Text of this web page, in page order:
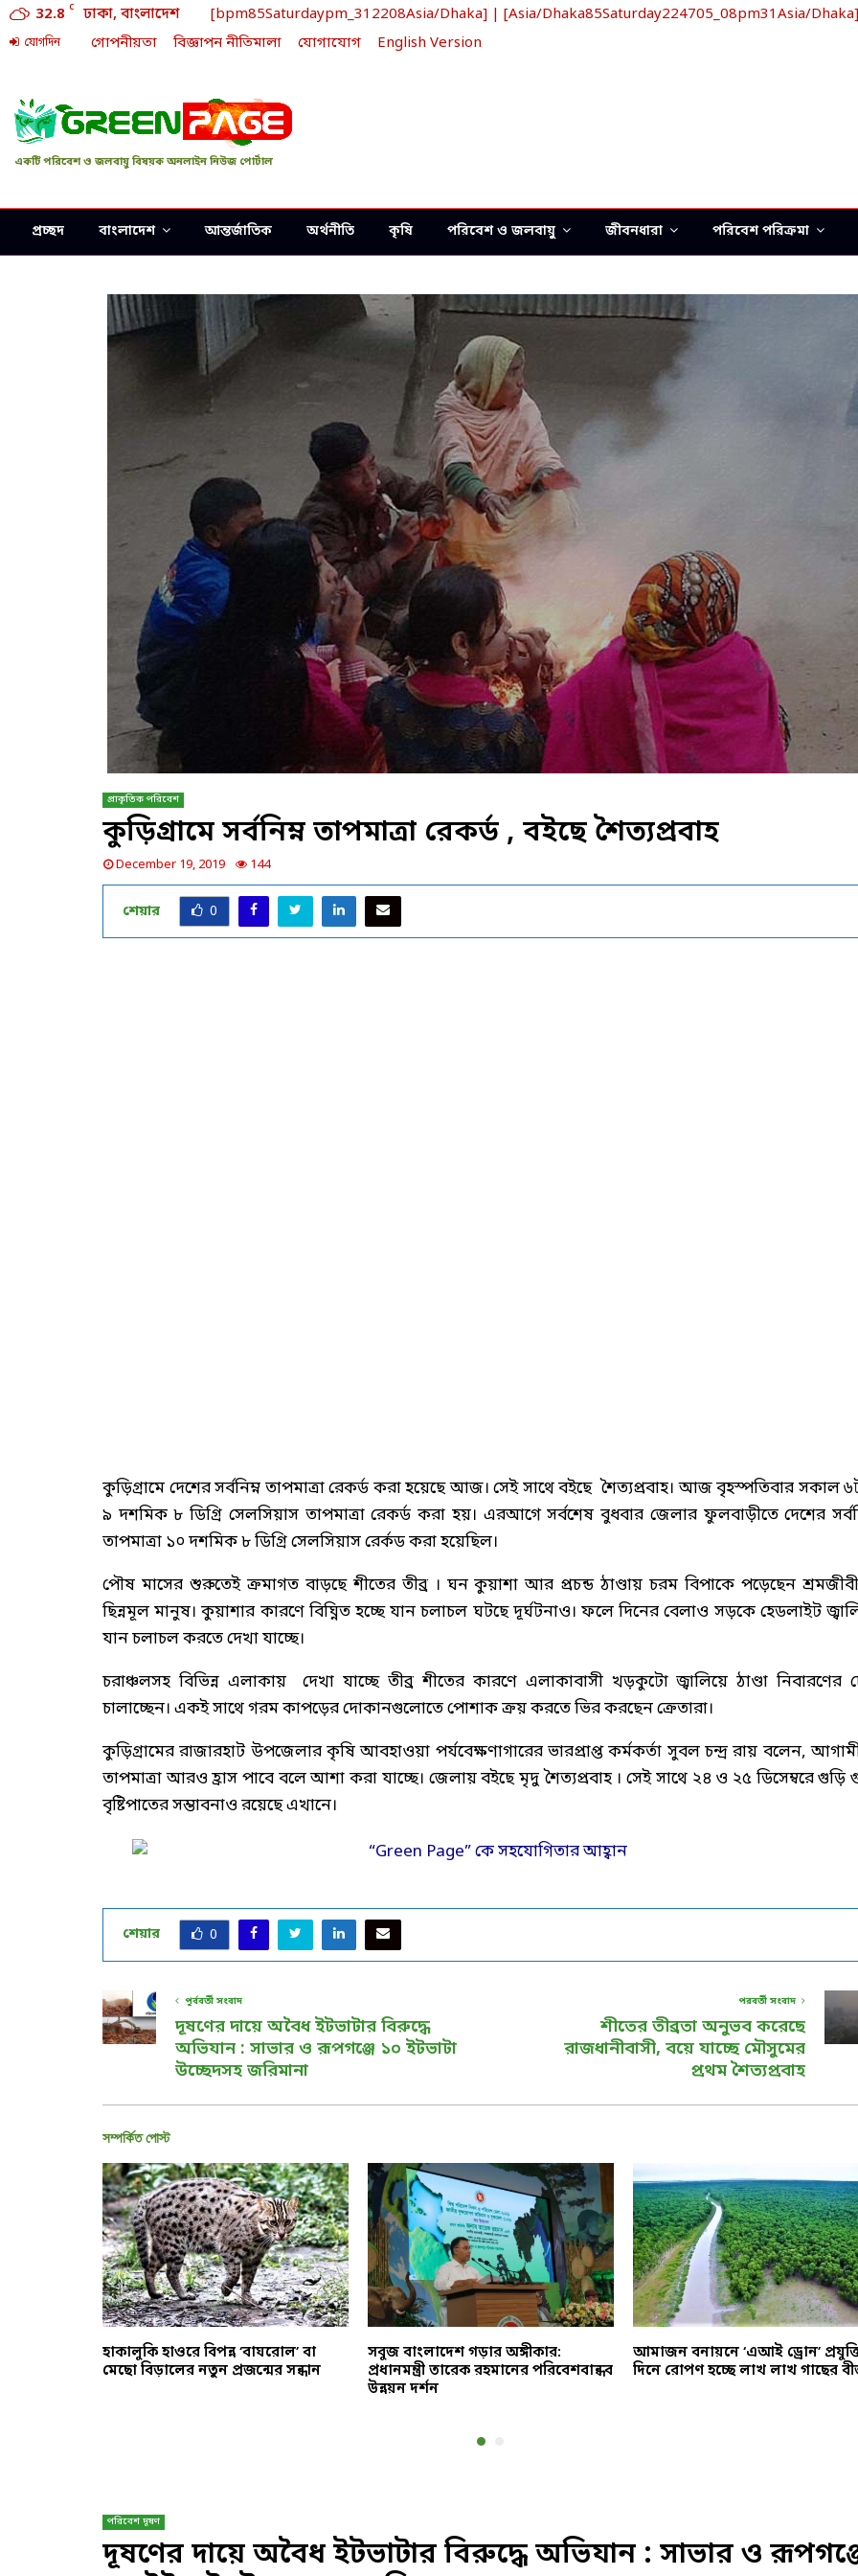
32.8 C ঢাকা, বাংলাদেশ [bpm85Saturdaypm_312208Asia/Dhaka] | [Asia/Dhaka85Saturday224705_08pm31Asia/Dhaka]
যোগদিন গোপনীয়তা বিজ্ঞাপন নীতিমালা যোগাযোগ English Version
একটি পরিবেশ ও জলবায়ু বিষয়ক অনলাইন নিউজ পোর্টাল
প্রচ্ছদ বাংলাদেশ আন্তর্জাতিক অর্থনীতি কৃষি পরিবেশ ও জলবায়ু জীবনধারা পরিবেশ পরিক্রমা
প্রাকৃতিক পরিবেশ
কুড়িগ্রামে সর্বনিম্ন তাপমাত্রা রেকর্ড , বইছে শৈত্যপ্রবাহ
December 19, 2019 144
শেয়ার 0
কুড়িগ্রামে দেশের সর্বনিম্ন তাপমাত্রা রেকর্ড করা হয়েছে আজ। সেই সাথে বইছে শৈত্যপ্রবাহ। আজ বৃহস্পতিবার সকাল
৯ দশমিক ৮ ডিগ্রি সেলসিয়াস তাপমাত্রা রেকর্ড করা হয়। এরআগে সর্বশেষ বুধবার জেলার ফুলবাড়ীতে দেশের
তাপমাত্রা ১০ দশমিক ৮ ডিগ্রি সেলসিয়াস রের্কড করা হয়েছিল।
পৌষ মাসের শুরুতেই ক্রমাগত বাড়ছে শীতের তীব্র । ঘন কুয়াশা আর প্রচন্ড ঠাণ্ডায় চরম বিপাকে পড়েছেন
ছিন্নমূল মানুষ। কুয়াশার কারণে বিঘ্নিত হচ্ছে যান চলাচল ঘটছে দূর্ঘটনাও। ফলে দিনের বেলাও সড়কে হেডলাইট
যান চলাচল করতে দেখা যাচ্ছে।
চরাঞ্চলসহ বিভিন্ন এলাকায় দেখা যাচ্ছে তীব্র শীতের কারণে এলাকাবাসী খড়কুটো জ্বালিয়ে ঠাণ্ডা নিবারণের
চালাচ্ছেন। একই সাথে গরম কাপড়ের দোকানগুলোতে পোশাক ক্রয় করতে ভির করছেন ক্রেতারা।
কুড়িগ্রামের রাজারহাট উপজেলার কৃষি আবহাওয়া পর্যবেক্ষণাগারের ভারপ্রাপ্ত কর্মকর্তা সুবল চন্দ্র রায় বলেন,
তাপমাত্রা আরও হ্রাস পাবে বলে আশা করা যাচ্ছে। জেলায় বইছে মৃদু শৈত্যপ্রবাহ । সেই সাথে ২৪ ও ২৫ ডিসেম্বরে গুড়ি
বৃষ্টিপাতের সম্ভাবনাও রয়েছে এখানে।
শেয়ার 0
পূর্ববর্তী সংবাদ
দূষণের দায়ে অবৈধ ইটভাটার বিরুদ্ধে
অভিযান : সাভার ও রূপগঞ্জে ১০ ইটভাটা
উচ্ছেদসহ জরিমানা
পরবর্তী সংবাদ
শীতের তীব্রতা অনুভব করেছে
রাজধানীবাসী, বয়ে যাচ্ছে মৌসুমের
প্রথম শৈত্যপ্রবাহ
সম্পর্কিত পোস্ট
হাকালুকি হাওরে বিপন্ন ‘বাঘরোল’ বা
মেছো বিড়ালের নতুন প্রজন্মের সন্ধান
সবুজ বাংলাদেশ গড়ার অঙ্গীকার:
প্রধানমন্ত্রী তারেক রহমানের পরিবেশবান্ধব
উন্নয়ন দর্শন
আমাজন বনায়নে ‘এআই ড্রোন’
দিনে রোপণ হচ্ছে লাখ লাখ গাছের
পরিবেশ দূষণ
দূষণের দায়ে অবৈধ ইটভাটার বিরুদ্ধে অভিযান : সাভার ও